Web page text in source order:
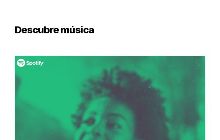
Descubre música